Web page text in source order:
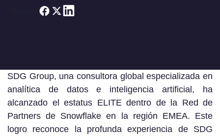
SDG Group, una consultora global especializada en
analítica de datos e inteligencia artificial, ha
alcanzado el estatus ELITE dentro de la Red de
Partners de Snowflake en la región EMEA. Este
logro reconoce la profunda experiencia de SDG